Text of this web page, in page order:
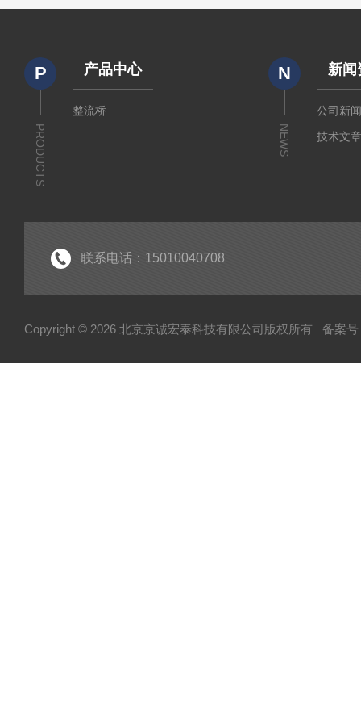
P
PRODUCTS
产品中心
整流桥
N
NEWS
新闻
公司新
技术文
联系电话：15010040708
Copyright © 2026 北京京诚宏泰科技有限公司版权所有 备案号